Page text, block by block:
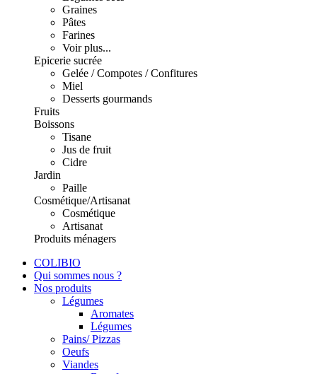
Graines
Pâtes
Farines
Voir plus...
Epicerie sucrée
Gelée / Compotes / Confitures
Miel
Desserts gourmands
Fruits
Boissons
Tisane
Jus de fruit
Cidre
Jardin
Paille
Cosmétique/Artisanat
Cosmétique
Artisanat
Produits ménagers
COLIBIO
Qui sommes nous ?
Nos produits
Légumes
Aromates
Légumes
Pains/ Pizzas
Oeufs
Viandes